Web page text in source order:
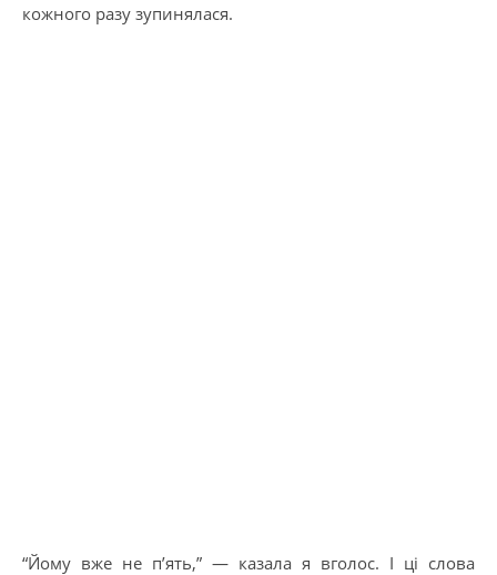
кожного разу зупинялася.
“Йому вже не п’ять,” — казала я вголос. І ці слова